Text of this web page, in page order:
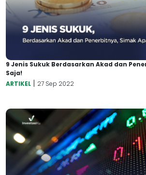
9 Jenis Sukuk Berdasarkan Akad dan
Saja!
ARTIKEL | 27 Sep 2022